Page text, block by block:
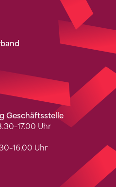
Geschäftsstelle
Uhr
Uhr